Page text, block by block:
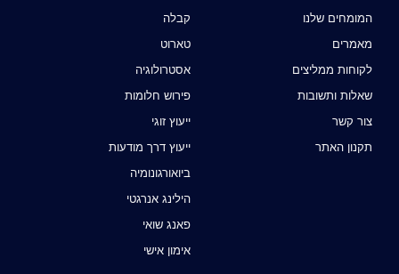
המומחים שלנו
מאמרים
לקוחות ממליצים
שאלות ותשובות
צור קשר
תקנון האתר
קבלה
טארוט
אסטרולוגיה
פירוש חלומות
ייעוץ זוגי
ייעוץ דרך מודעות
ביואורגונומיה
הילינג אנרגטי
פאנג שואי
אימון אישי